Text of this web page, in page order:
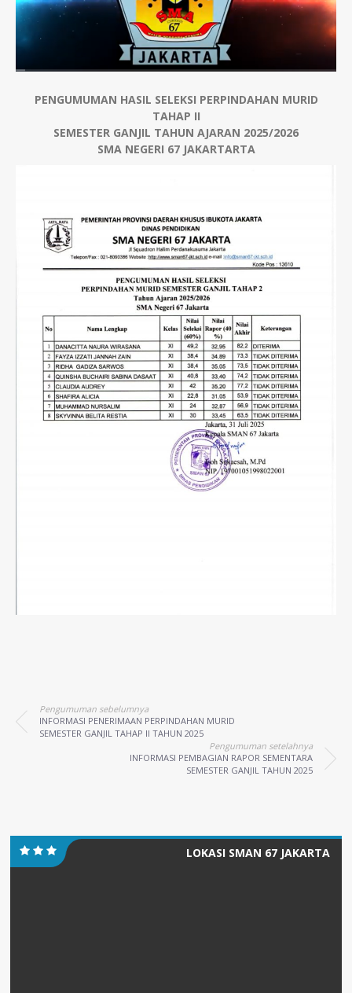
PENGUMUMAN HASIL SELEKSI PERPINDAHAN MURID
TAHAP II
SEMESTER GANJIL TAHUN AJARAN 2025/2026
SMA NEGERI 67 JAKARTARTA
Pengumuman sebelumnya
INFORMASI PENERIMAAN PERPINDAHAN MURID
SEMESTER GANJIL TAHAP II TAHUN 2025
Pengumuman setelahnya
INFORMASI PEMBAGIAN RAPOR SEMENTARA
SEMESTER GANJIL TAHUN 2025
LOKASI SMAN 67 JAKARTA